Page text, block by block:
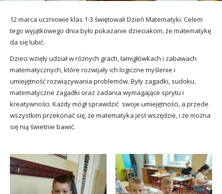
12 marca uczniowie klas 1-3 świętowali Dzień Matematyki. Celem
tego wyjątkowego dnia było pokazanie dzieciakom, że matematykę
da się lubić.
Dzieci wzięły udział w różnych grach, łamigłówkach i zabawach
matematycznych, które rozwijały ich logiczne myślenie i
umiejętność rozwiązywania problemów. Były zagadki, sudoku,
matematyczne zagadki oraz zadania wymagające sprytu i
kreatywności. Każdy mógł sprawdzić swoje umiejętności, a przede
wszystkim przekonać się, że matematyka jest wszędzie, i że można
się nią świetnie bawić.